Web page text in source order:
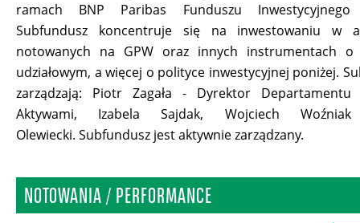
ramach BNP Paribas Funduszu Inwestycyjnego
Subfundusz koncentruje się na inwestowaniu w
notowanych na GPW oraz innych instrumentach o
udziałowym, a więcej o polityce inwestycyjnej poniżej.
zarządzają: Piotr Zagała - Dyrektor Departamentu
Aktywami, Izabela Sajdak, Wojciech
Olewiecki. Subfundusz jest aktywnie zarządzany.
NOTOWANIA / PERFORMANCE